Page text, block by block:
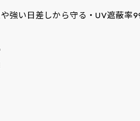
強い日差しから守る・UV遮蔽